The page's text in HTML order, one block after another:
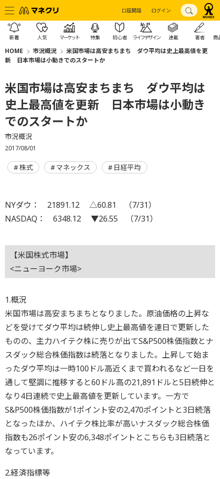
口座開設 ログイン
新着 人気 マーケット 特集 初心者 ライフデザイン 連載 著者 商
HOME 市況概況
米国市場は高安まちまち ダウ平均は史上最高値を更
新 日本市場は小動きでのスタートか
米国市場は高安まちまち ダウ平均は
史上最高値を更新 日本市場は小動き
でのスタートか
市況概況
2017/08/01
株式 マネックス 日経平均
NYダウ： 21891.12 △60.81 （7/31）
NASDAQ： 6348.12 ▼26.55 （7/31）
【米国株式市場】
<ニューヨーク市場>
1.概況
米国市場は高安まちまちとなりました。原油価格の上昇な
どを受けてダウ平均は続伸し史上最高値を連日で更新した
ものの、主力ハイテク株に売りが出てS&P500株価指数とナ
スダック総合株価指数は続落となりました。上昇して始ま
ったダウ平均は一時100ドル高近くまで買われるなど一日を
通して堅調に推移すると60ドル高の21,891ドルと5日続伸と
なり4日連続で史上最高値を更新しています。一方で
S&P500株価指数が1ポイント安の2,470ポイントと3日続落
となったほか、ハイテク株比率が高いナスダック総合株価
指数も26ポイント安の6,348ポイントとこちらも3日続落と
なっています。
2.経済指標等